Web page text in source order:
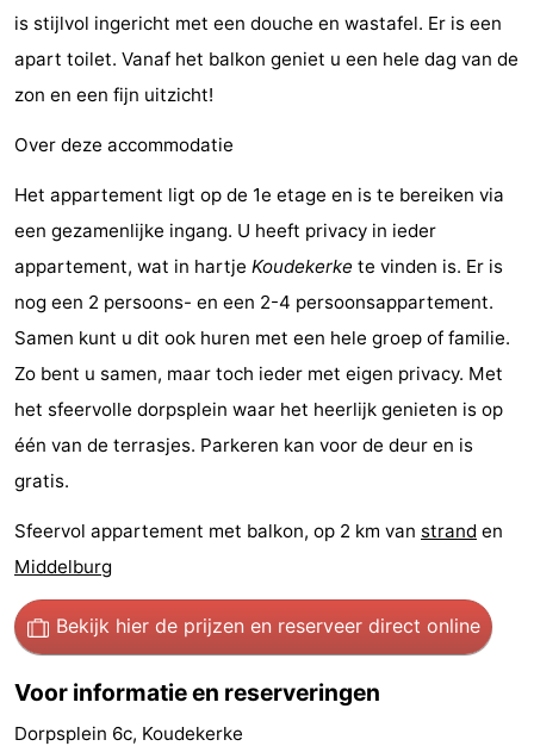
Dishoek
Valkenisse
Strandpark
Zeeland
-
Vebenabos
-
Zien
doen
-
Monumenten
-
-
Speeltuinen
-
Binnenspeeltuinen
is stijlvol ingericht met een douche en wastafel. Er is een
apart toilet. Vanaf het balkon geniet u een hele dag van de
zon en een fijn uitzicht!
Over deze accommodatie
Het appartement ligt op de 1e etage en is te bereiken via
een gezamenlijke ingang. U heeft privacy in ieder
appartement, wat in hartje Koudekerke te vinden is. Er is
nog een 2 persoons- en een 2-4 persoonsappartement.
Samen kunt u dit ook huren met een hele groep of familie.
Zo bent u samen, maar toch ieder met eigen privacy. Met
het sfeervolle dorpsplein waar het heerlijk genieten is op
één van de terrasjes. Parkeren kan voor de deur en is
gratis.
Sfeervol appartement met balkon, op 2 km van strand en
Middelburg
Bekijk hier de prijzen en reserveer direct online
Voor informatie en reserveringen
Dorpsplein 6c, Koudekerke